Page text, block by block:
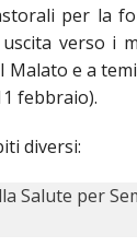
per la
verso i
e a
febbraio).
diversi:
Salute per